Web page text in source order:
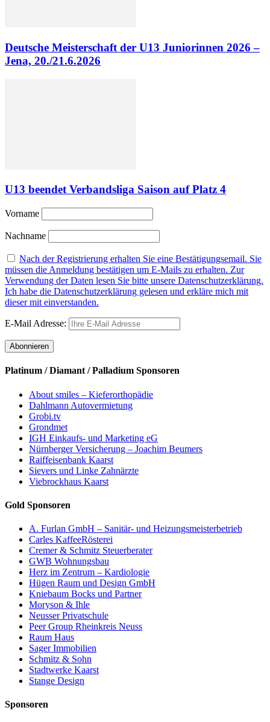
Deutsche Meisterschaft der U13 Juniorinnen 2026 –
Jena, 20./21.6.2026
U13 beendet Verbandsliga Saison auf Platz 4
Vorname
Nachname
Nach der Registrierung erhalten Sie eine Bestätigungsemail. Sie
müssen die Anmeldung bestätigen um E-Mails zu erhalten. Zur
Verwendung der Daten lesen Sie bitte unsere Datenschutzerklärung.
Ich habe die Datenschutzerklärung gelesen und erkläre mich mit
dieser mit einverstanden.
E-Mail Adresse:
Platinum / Diamant / Palladium Sponsoren
About smiles – Kieferorthopädie
Dahlmann Autovermietung
Grobi.tv
Grondmet
IGH Einkaufs- und Marketing eG
Nürnberger Versicherung – Joachim Beumers
Raiffeisenbank Kaarst
Sievers und Linke Zahnärzte
Viebrockhaus Kaarst
Gold Sponsoren
A. Furlan GmbH – Sanitär- und Heizungsmeisterbetrieb
Carles KaffeeRösterei
Cremer & Schmitz Steuerberater
GWB Wohnungsbau
Herz im Zentrum – Kardiologie
Hügen Raum und Design GmbH
Kniebaum Bocks und Partner
Moryson & Ihle
Neusser Privatschule
Peer Group Rheinkreis Neuss
Raum Haus
Sager Immobilien
Schmitz & Sohn
Stadtwerke Kaarst
Stange Design
Sponsoren